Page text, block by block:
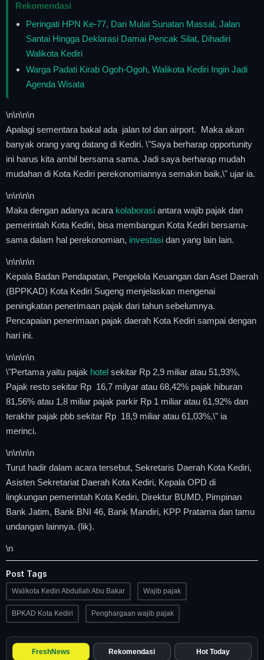
Rekomendasi
Peringati HPN Ke-77, Dari Mulai Sunatan Massal, Jalan
Santai Hingga Deklarasi Damai Pencak Silat, Dihadiri
Walikota Kediri
Warga Padati Kirab Ogoh-Ogoh, Walikota Kediri Ingin Jadi
Agenda Wisata
\n\n\n\n
Apalagi sementara bakal ada jalan tol dan airport. Maka akan
banyak orang yang datang di Kediri. \"Saya berharap opportunity
ini harus kita ambil bersama sama. Jadi saya berharap mudah
mudahan di Kota Kediri perekonomiannya semakin baik,\" ujar ia.
\n\n\n\n
Maka dengan adanya acara kolaborasi antara wajib pajak dan
pemerintah Kota Kediri, bisa membangun Kota Kediri bersama-
sama dalam hal perekonomian, investasi dan yang lain lain.
\n\n\n\n
Kepala Badan Pendapatan, Pengelola Keuangan dan Aset Daerah
(BPPKAD) Kota Kediri Sugeng menjelaskan mengenai
peningkatan penerimaan pajak dari tahun sebelumnya.
Pencapaian penerimaan pajak daerah Kota Kediri sampai dengan
hari ini.
\n\n\n\n
\"Pertama yaitu pajak hotel sekitar Rp 2,9 miliar atau 51,93%,
Pajak resto sekitar Rp 16,7 milyar atau 68,42% pajak hiburan
81,56% atau 1,8 miliar pajak parkir Rp 1 miliar atau 61,92% dan
terakhir pajak pbb sekitar Rp 18,9 miliar atau 61,03%,\" ia
merinci.
\n\n\n\n
Turut hadir dalam acara tersebut, Sekretaris Daerah Kota Kediri,
Asisten Sekretariat Daerah Kota Kediri, Kepala OPD di
lingkungan pemerintah Kota Kediri, Direktur BUMD, Pimpinan
Bank Jatim, Bank BNI 46, Bank Mandiri, KPP Pratama dan tamu
undangan lainnya. (lik).
\n
Post Tags
Walikota Kediri Abdullah Abu Bakar Wajib pajak
BPKAD Kota Kediri Penghargaan wajib pajak
FreshNews Rekomendasi Hot Today